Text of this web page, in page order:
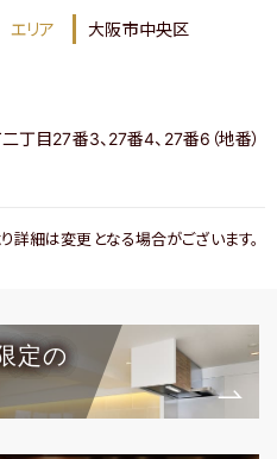
エリア
大阪市中央区
丁目27番3、27番4、27番6（地番）
詳細は変更となる場合がございます。
定の